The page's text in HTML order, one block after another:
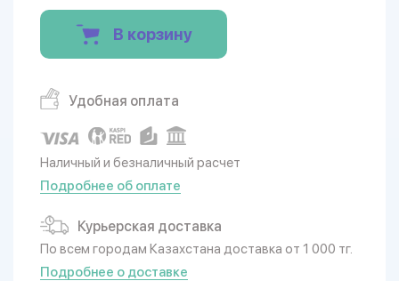
В корзину
Удобная оплата
Наличный и безналичный расчет
Подробнее об оплате
Курьерская доставка
По всем городам Казахстана доставка от 1 000 тг.
Подробнее о доставке